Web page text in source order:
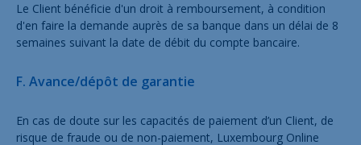
Le Client bénéficie d'un droit à remboursement, à condition
d'en faire la demande auprès de sa banque dans un délai de 8
semaines suivant la date de débit du compte bancaire.
F. Avance/dépôt de garantie
En cas de doute sur les capacités de paiement d’un Client, de
risque de fraude ou de non-paiement, Luxembourg Online